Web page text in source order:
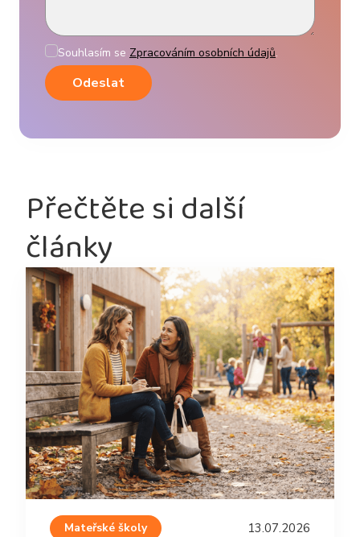
Souhlasím se Zpracováním osobních údajů.
Přečtěte si další
články
Mateřské školy 13.07.2026